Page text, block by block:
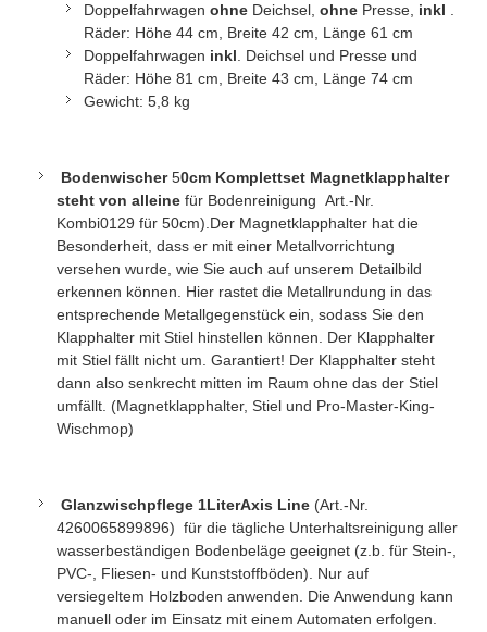
Doppelfahrwagen ohne Deichsel, ohne Presse, inkl .
Räder: Höhe 44 cm, Breite 42 cm, Länge 61 cm
Doppelfahrwagen inkl. Deichsel und Presse und
Räder: Höhe 81 cm, Breite 43 cm, Länge 74 cm
Gewicht: 5,8 kg
Bodenwischer50cm Komplettset Magnetklapphalter
steht von alleine für Bodenreinigung Art.-Nr.
Kombi0129 für 50cm).Der Magnetklapphalter hat die
Besonderheit, dass er mit einer Metallvorrichtung
versehen wurde, wie Sie auch auf unserem Detailbild
erkennen können. Hier rastet die Metallrundung in das
entsprechende Metallgegenstück ein, sodass Sie den
Klapphalter mit Stiel hinstellen können. Der Klapphalter
mit Stiel fällt nicht um. Garantiert! Der Klapphalter steht
dann also senkrecht mitten im Raum ohne das der Stiel
umfällt. (Magnetklapphalter, Stiel und Pro-Master-King-
Wischmop)
Glanzwischpflege 1LiterAxis Line (Art.-Nr.
4260065899896) für die tägliche Unterhaltsreinigung aller
wasserbeständigen Bodenbeläge geeignet (z.b. für Stein-,
PVC-, Fliesen- und Kunststoffböden). Nur auf
versiegeltem Holzboden anwenden. Die Anwendung kann
manuell oder im Einsatz mit einem Automaten erfolgen.